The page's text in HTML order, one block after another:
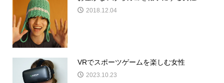
2018.12.04
VRでスポーツゲームを楽しむ女性
2023.10.23